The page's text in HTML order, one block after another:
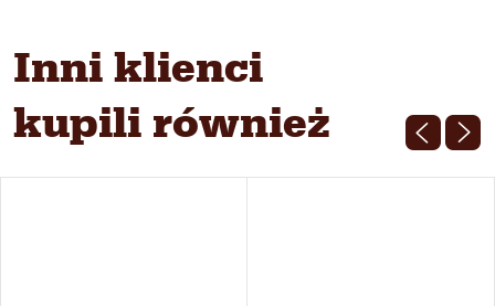
Inni klienci
kupili również